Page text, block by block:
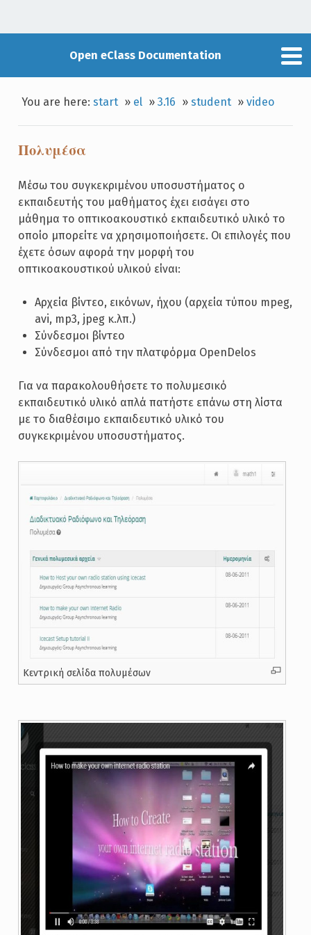
Open eClass Documentation
You are here:start » el »3.16 »student »video
Πολυμέσα
Μέσω του συγκεκριμένου υποσυστήματος ο
εκπαιδευτής του μαθήματος έχει εισάγει στο
μάθημα το οπτικοακουστικό εκπαιδευτικό υλικό το
οποίο μπορείτε να χρησιμοποιήσετε. Οι επιλογές που
έχετε όσων αφορά την μορφή του
οπτικοακουστικού υλικού είναι:
Αρχεία βίντεο, εικόνων, ήχου (αρχεία τύπου mpeg,
avi, mp3, jpeg κ.λπ.)
Σύνδεσμοι βίντεο
Σύνδεσμοι από την πλατφόρμα OpenDelos
Για να παρακολουθήσετε το πολυμεσικό
εκπαιδευτικό υλικό απλά πατήστε επάνω στη λίστα
με το διαθέσιμο εκπαιδευτικό υλικό του
συγκεκριμένου υποσυστήματος.
Κεντρική σελίδα πολυμέσων